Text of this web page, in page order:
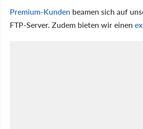
Premium-Kunden beamen sich auf
FTP-Server. Zudem bieten wir einen